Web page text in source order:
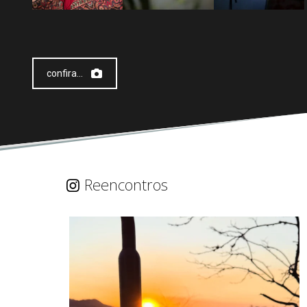
femininas
confira...
Reencontros
Obrigado…
#diadospais